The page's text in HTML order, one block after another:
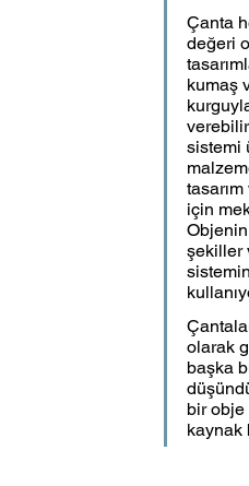
Çanta
değeri
kumaş
sistemi
için
şekiller
olarak
başka
bir obje
kaynak